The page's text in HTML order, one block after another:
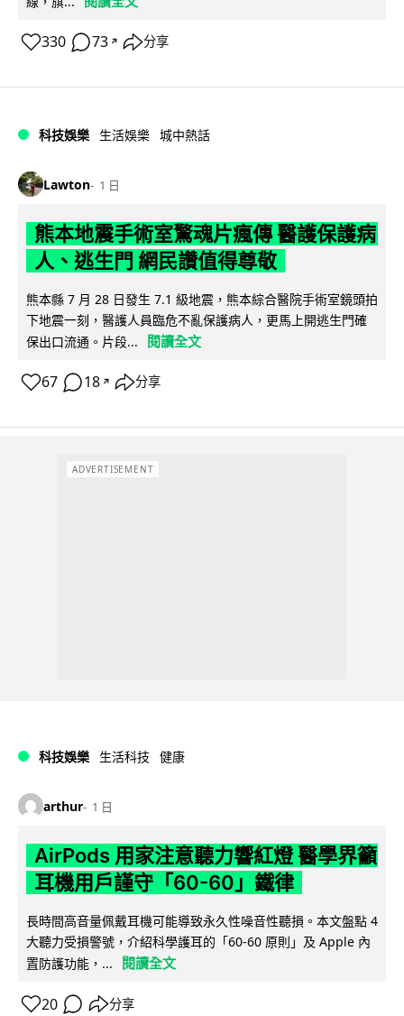
330 73 ↗ 分享
科技娛樂 生活娛樂 城中熱話
Lawton 1 日
熊本地震手術室驚魂片瘋傳 醫護保護病
人、逃生門 網民讚值得尊敬
熊本縣 7 月 28 日發生 7.1 級地震，熊本綜合醫院手術室鏡頭拍
下地震一刻，醫護人員臨危不亂保護病人，更馬上開逃生門確
保出口流通。片段...
閱讀全文
67 18 ↗ 分享
ADVERTISEMENT
科技娛樂 生活科技 健康
arthur 1 日
AirPods 用家注意聽力響紅燈 醫學界籲
耳機用戶謹守「60-60」鐵律
長時間高音量佩戴耳機可能導致永久性噪音性聽損。本文盤點 4
大聽力受損警號，介紹科學護耳的「60-60 原則」及 Apple 內
置防護功能，...
閱讀全文
20 分享